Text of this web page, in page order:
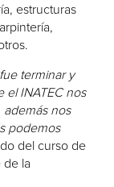
estructuras
terminar y
el INATEC nos
además nos
podemos
del curso de
de la